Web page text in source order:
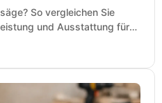
So vergleichen Sie
und Ausstattung für